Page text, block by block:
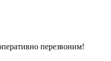
перезвоним!